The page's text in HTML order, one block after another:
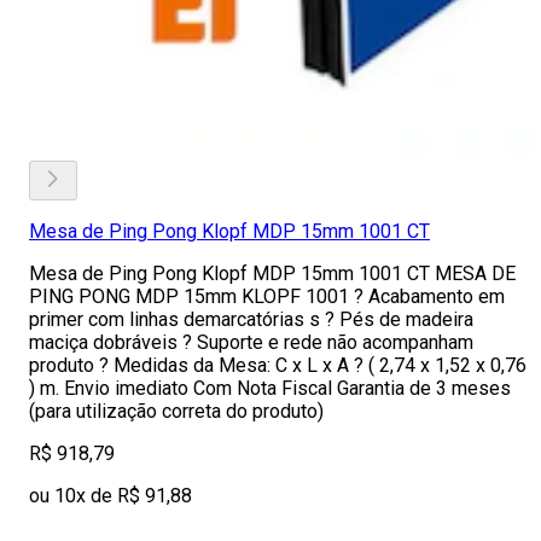
Mesa de Ping Pong Klopf MDP 15mm 1001 CT
Mesa de Ping Pong Klopf MDP 15mm 1001 CT MESA DE
PING PONG MDP 15mm KLOPF 1001 ? Acabamento em
primer com linhas demarcatórias s ? Pés de madeira
maciça dobráveis ? Suporte e rede não acompanham
produto ? Medidas da Mesa: C x L x A ? ( 2,74 x 1,52 x 0,76
) m. Envio imediato Com Nota Fiscal Garantia de 3 meses
(para utilização correta do produto)
R$ 918,79
ou 10x de R$ 91,88